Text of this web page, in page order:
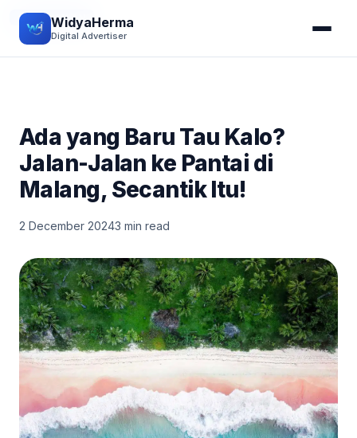
WidyaHerma
Digital Advertiser
JALAN-JALAN
Ada yang Baru Tau Kalo?
Jalan-Jalan ke Pantai di
Malang, Secantik Itu!
2 December 20243 min read